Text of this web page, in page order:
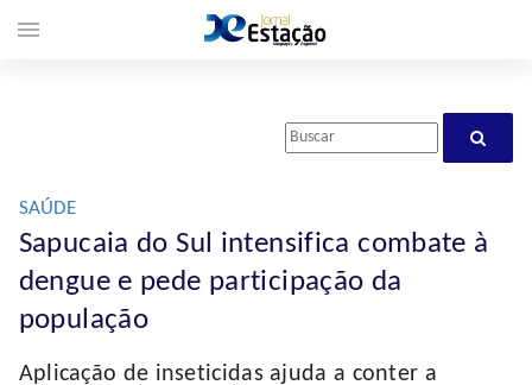
SAÚDE
Sapucaia do Sul intensifica combate à
dengue e pede participação da
população
Aplicação de inseticidas ajuda a conter a
menu